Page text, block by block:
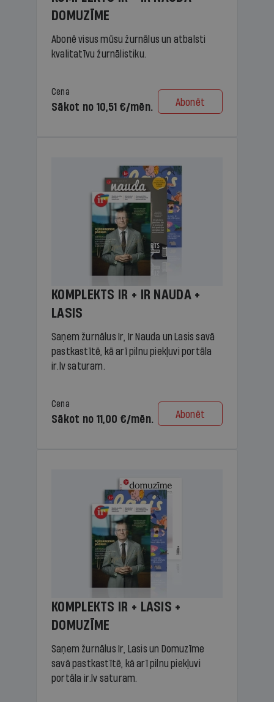
DOMUZĪME
Abonē visus mūsu žurnālus un atbalsti
kvalitatīvu žurnālistiku.
Cena
Sākot no 10,51 €/mēn. Abonēt
KOMPLEKTS IR + IR NAUDA +
LASIS
Saņem žurnālus Ir, Ir Nauda un Lasis savā
pastkastītē, kā arī pilnu piekļuvi portāla
ir.lv saturam.
Cena
Sākot no 11,00 €/mēn. Abonēt
KOMPLEKTS IR + LASIS +
DOMUZĪME
Saņem žurnālus Ir, Lasis un Domuzīme
savā pastkastītē, kā arī pilnu piekļuvi
portāla ir.lv saturam.